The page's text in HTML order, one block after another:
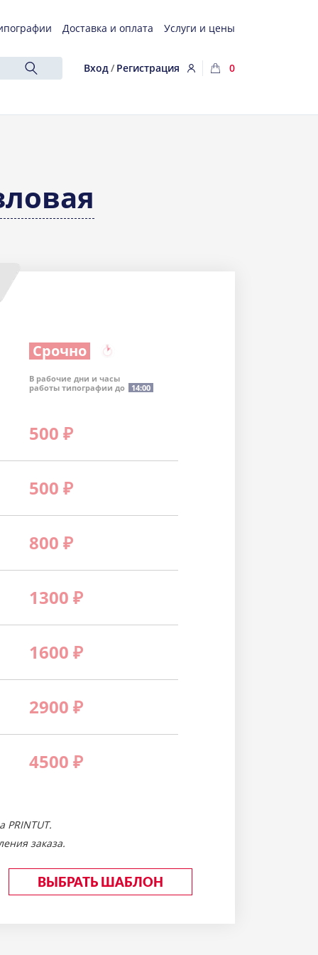
Доставка и оплата Услуги и цены
Вход/ Регистрация 0
Срочно
В рабочие дни и часы
работы типографии до
14:00
500 ₽
500 ₽
800 ₽
1300 ₽
1600 ₽
2900 ₽
4500 ₽
PRINTUT.
заказа.
ВЫБРАТЬ ШАБЛОН